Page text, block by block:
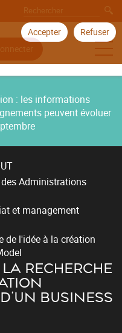
Accepter Refuser
: les informations
peuvent évoluer
des Administrations
et management
de l'idée à la création
RECHERCHE
BUSINESS